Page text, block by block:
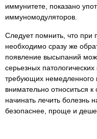
иммунитете, показано
иммуномодуляторов.
Следует помнить, что при
необходимо сразу же
появление высыпаний
серьезных
требующих немедленного
внимательно относиться
начинать лечить болезнь
безопаснее, проще и